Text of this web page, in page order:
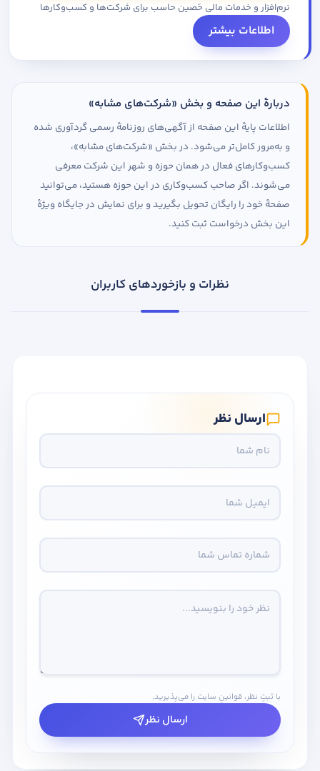
نرم‌افزار و خدمات مالی حَصین حاسب برای شرکت‌ها و کسب‌وکارها
اطلاعات بیشتر
دربارهٔ این صفحه و بخش «شرکت‌های مشابه»
اطلاعات پایهٔ این صفحه از آگهی‌های روزنامهٔ رسمی گردآوری شده
و به‌مرور کامل‌تر می‌شود. در بخش «شرکت‌های مشابه»،
کسب‌وکارهای فعال در همان حوزه و شهر این شرکت معرفی
می‌شوند. اگر صاحب کسب‌وکاری در این حوزه هستید، می‌توانید
صفحهٔ خود را رایگان تحویل بگیرید و برای نمایش در جایگاه ویژهٔ
این بخش درخواست ثبت کنید.
نظرات و بازخوردهای کاربران
ارسال نظر
با ثبتِ نظر، قوانینِ سایت را می‌پذیرید.
ارسال نظر